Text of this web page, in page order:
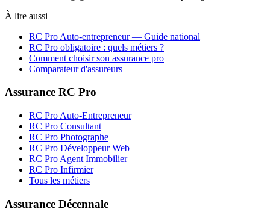
À lire aussi
RC Pro Auto-entrepreneur— Guide national
RC Pro obligatoire : quels métiers ?
Comment choisir son assurance pro
Comparateur d'assureurs
Assurance RC Pro
RC Pro Auto-Entrepreneur
RC Pro Consultant
RC Pro Photographe
RC Pro Développeur Web
RC Pro Agent Immobilier
RC Pro Infirmier
Tous les métiers
Assurance Décennale